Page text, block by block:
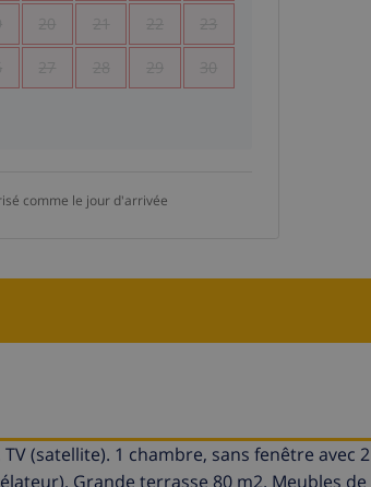
20 21 22 23
27 28 29 30
comme le jour d'arrivée
(satellite). 1 chambre, sans fenêtre avec 2
Grande terrasse 80 m2. Meubles de